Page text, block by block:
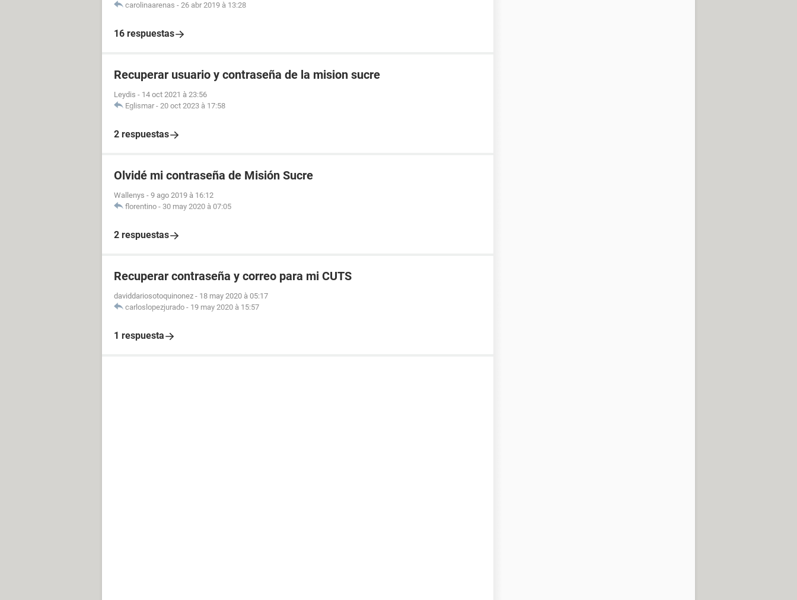
carolinaarenas - 26 abr 2019 à 13:28
16 respuestas
Recuperar usuario y contraseña de la mision sucre
Leydis - 14 oct 2021 à 23:56
Eglismar - 20 oct 2023 à 17:58
2 respuestas
Olvidé mi contraseña de Misión Sucre
Wallenys - 9 ago 2019 à 16:12
florentino - 30 may 2020 à 07:05
2 respuestas
Recuperar contraseña y correo para mi CUTS
daviddariosotoquinonez - 18 may 2020 à 05:17
carloslopezjurado - 19 may 2020 à 15:57
1 respuesta